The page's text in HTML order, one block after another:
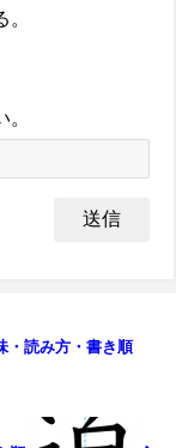
・読み方・書き順